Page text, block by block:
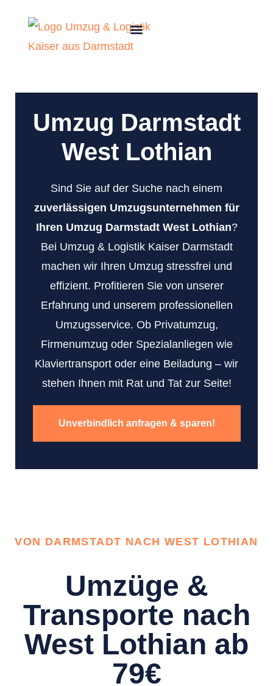
Umzug Darmstadt
West Lothian
Sind Sie auf der Suche nach einem
zuverlässigen Umzugsunternehmen für
Ihren Umzug Darmstadt West Lothian?
Bei Umzug & Logistik Kaiser Darmstadt
machen wir Ihren Umzug stressfrei und
effizient. Profitieren Sie von unserer
Erfahrung und unserem professionellen
Umzugsservice. Ob Privatumzug,
Firmenumzug oder Spezialanliegen wie
Klaviertransport oder eine Beiladung – wir
stehen Ihnen mit Rat und Tat zur Seite!
Unverbindlich anfragen & sparen!
VON DARMSTADT NACH WEST LOTHIAN
Umzüge &
Transporte nach
West Lothian ab
79€